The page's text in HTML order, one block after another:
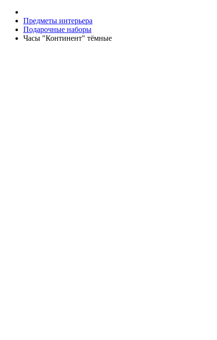
Предметы интерьера
Подарочные наборы
Часы "Континент" тёмные